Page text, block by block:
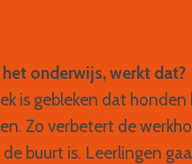
het onderwijs, werkt dat?
is gebleken dat
Zo verbetert de
buurt is. Leerlingen